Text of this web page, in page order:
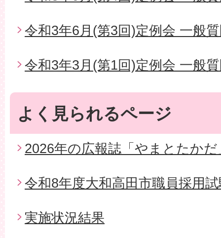
令和3年6月(第3回)定例会 一般
令和3年3月(第1回)定例会 一般
よく見られるページ
2026年の広報誌「やまとたかだ
令和8年度大和高田市職員採用
実施状況結果